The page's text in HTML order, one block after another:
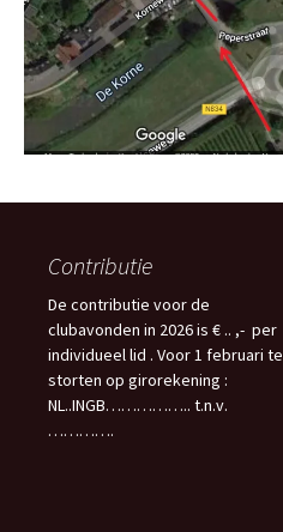
Contributie
De contributie voor de
clubavonden in 2026 is € .. ,- per
individueel lid . Voor 1 februari te
storten op girorekening :
NL..INGB…………….. t.n.v.
………….